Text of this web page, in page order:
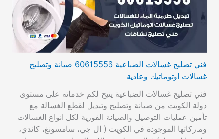
فني تصليح غسالات الضباعية 60615556 صيانة وتصليح
غسالات اوتوماتيك وعادية
فني تصليح غسالات الضباعية يتيح لكم خدماته على مستوى
دولة الكويت من صيانة وتصليح وتبديل لقطع الغسالة مع
تأمين عمليات التوصيل والصيانة الفورية لكل انواع الغسالات
وماركاتها الموجودة في الكويت ( ال جي، سامسونغ، كاندي،